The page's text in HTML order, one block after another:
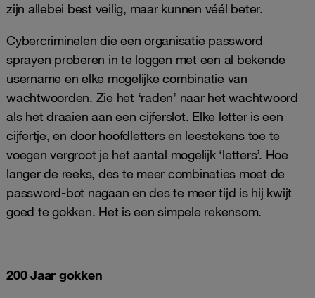
zijn allebei best veilig, maar kunnen véél beter.
Cybercriminelen die een organisatie password
sprayen proberen in te loggen met een al bekende
username en elke mogelijke combinatie van
wachtwoorden. Zie het ‘raden’ naar het wachtwoord
als het draaien aan een cijferslot. Elke letter is een
cijfertje, en door hoofdletters en leestekens toe te
voegen vergroot je het aantal mogelijk ‘letters’. Hoe
langer de reeks, des te meer combinaties moet de
password-bot nagaan en des te meer tijd is hij kwijt
goed te gokken. Het is een simpele rekensom.
200 Jaar gokken